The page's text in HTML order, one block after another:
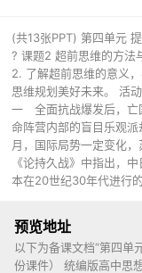
(共13张PPT) 第四单元
? 课题2 超前思维的方法
2. 了解超前思维的意义
思维规划美好未来。 活
一 全面抗战爆发后，亡
命阵营内部的盲目乐观
月，国际局势一定变化
《论持久战》中指出，
本在20世纪30年代进行
预览地址
以下为备课文档“第四单
份课件） 统编版高中思